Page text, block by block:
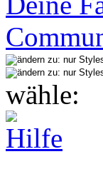
wähle: